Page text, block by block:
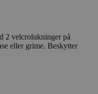
2 velcrolukninger på
eller grime. Beskytter